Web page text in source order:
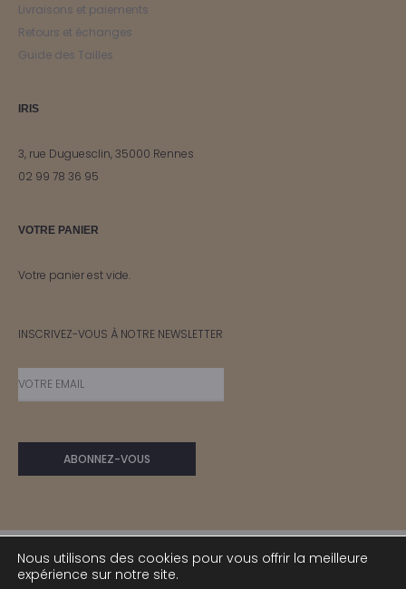
Livraisons et paiements
Retours et échanges
Guide des Tailles
IRIS
3, rue Duguesclin, 35000 Rennes
02 99 78 36 95
VOTRE PANIER
Votre panier est vide.
INSCRIVEZ-VOUS À NOTRE NEWSLETTER
Nous utilisons des cookies pour vous offrir la meilleure
expérience sur notre site.